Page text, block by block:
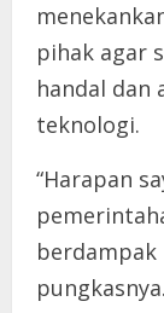
pihak agar
handal
teknologi.
“Harapan
berdampak
pungkasnya.